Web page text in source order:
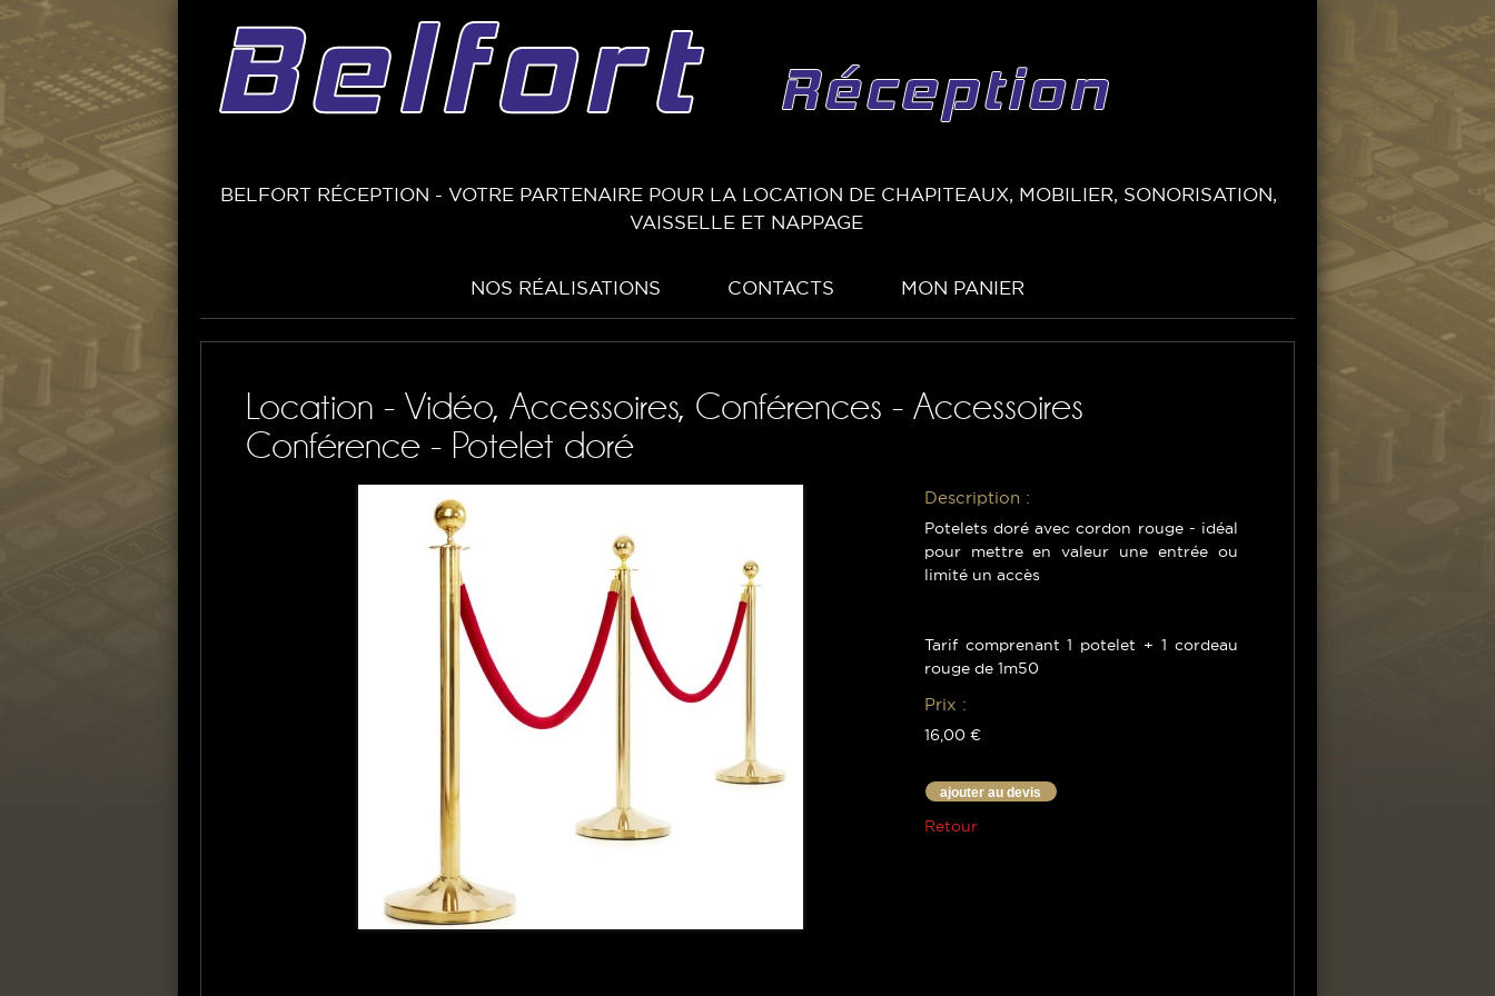
BELFORT RÉCEPTION - VOTRE PARTENAIRE POUR LA LOCATION DE CHAPITEAUX, MOBILIER, SONORISATION,
VAISSELLE ET NAPPAGE
NOS RÉALISATIONS CONTACTS MON PANIER
Location - Vidéo, Accessoires, Conférences - Accessoires
Conférence - Potelet doré
Description :
Potelets doré avec cordon rouge - idéal
pour mettre en valeur une entrée ou
limité un accès
Tarif comprenant 1 potelet + 1 cordeau
rouge de 1m50
Prix :
16,00 €
ajouter au devis
Retour